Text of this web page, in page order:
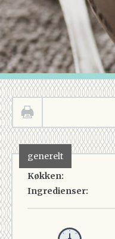
generelt
Køkken:
Ingredienser: